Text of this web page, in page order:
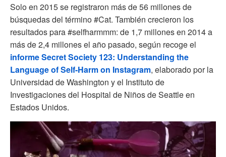
Solo en 2015 se registraron más de 56 millones de
búsquedas del término #Cat. También crecieron los
resultados para #selfharmmm: de 1,7 millones en 2014 a
más de 2,4 millones el año pasado, según recoge el
informe Secret Society 123: Understanding the
Language of Self-Harm on Instagram, elaborado por la
Universidad de Washington y el Instituto de
Investigaciones del Hospital de Niños de Seattle en
Estados Unidos.